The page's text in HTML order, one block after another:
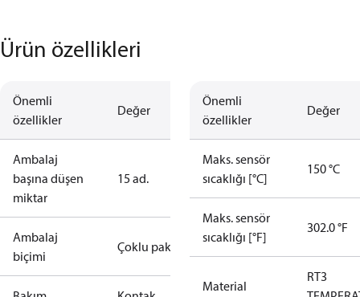
Ürün özellikleri
Önemli
özellikler
Değer
Ambalaj
başına düşen
miktar
15 ad.
Ambalaj
biçimi
Çoklu paket
Önemli
özellikler
Değer
Maks. sensör
sıcaklığı [°C]
150 °C
Maks. sensör
sıcaklığı [°F]
302.0 °F
Material
RT3